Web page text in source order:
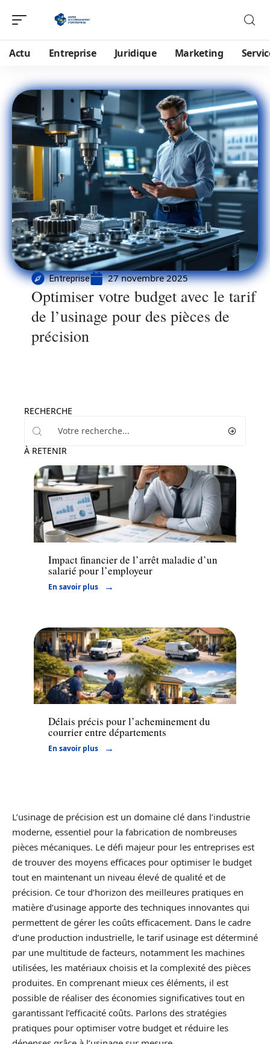
Actu Entreprise Juridique Marketing
Entreprise 27 novembre 2025
Optimiser votre budget avec le tarif
de l’usinage pour des pièces de
précision
RECHERCHE
À RETENIR
Entreprise
Impact financier de l’arrêt maladie d’un
salarié pour l’employeur
En savoir plus
Juridique
Délais précis pour l’acheminement du
courrier entre départements
En savoir plus
L’usinage de précision est un domaine clé dans l’industrie
moderne, essentiel pour la fabrication de nombreuses
pièces mécaniques. Le défi majeur pour les entreprises est
de trouver des moyens efficaces pour optimiser le budget
tout en maintenant un niveau élevé de qualité et de
précision. Ce tour d’horizon des meilleures pratiques en
matière d’usinage apporte des techniques innovantes qui
permettent de gérer les coûts efficacement. Dans le cadre
d’une production industrielle, le tarif usinage est déterminé
par une multitude de facteurs, notamment les machines
utilisées, les matériaux choisis et la complexité des pièces
produites. En comprenant mieux ces éléments, il est
possible de réaliser des économies significatives tout en
garantissant l’efficacité coûts. Parlons des stratégies
pratiques pour optimiser votre budget et réduire les